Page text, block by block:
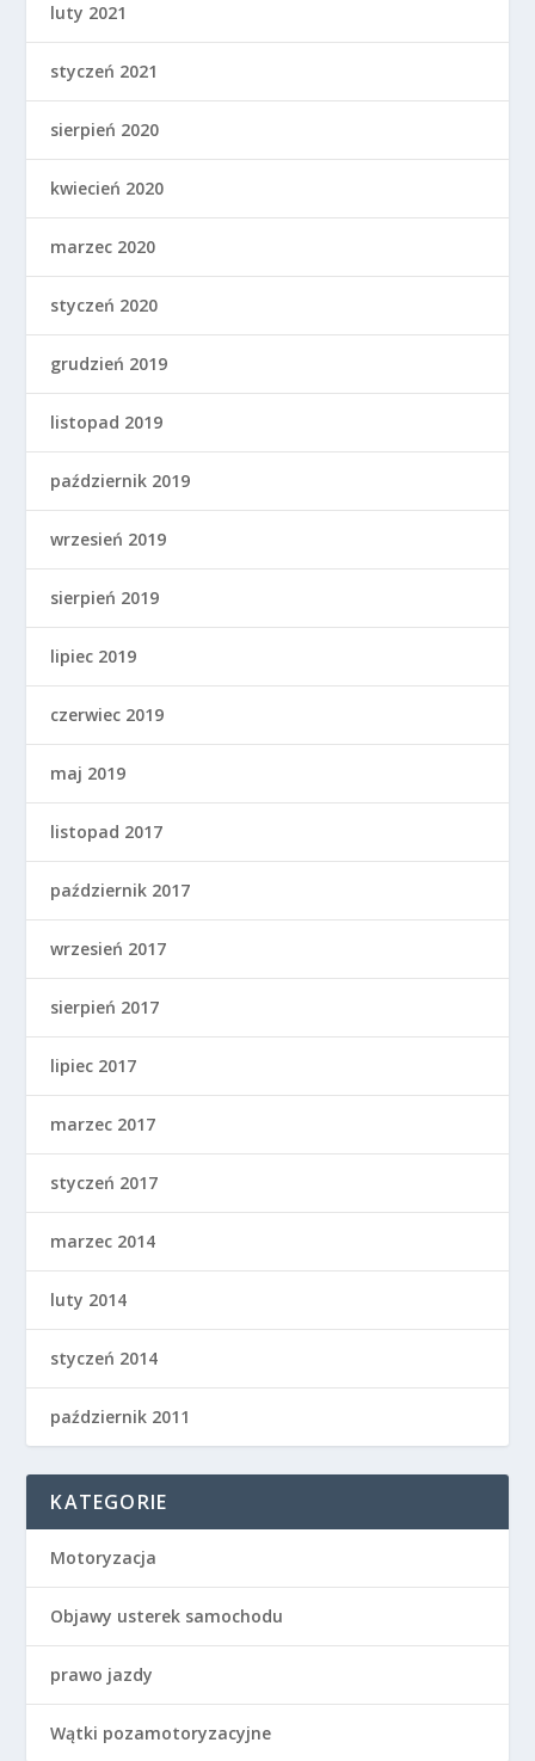
luty 2021
styczeń 2021
sierpień 2020
kwiecień 2020
marzec 2020
styczeń 2020
grudzień 2019
listopad 2019
październik 2019
wrzesień 2019
sierpień 2019
lipiec 2019
czerwiec 2019
maj 2019
listopad 2017
październik 2017
wrzesień 2017
sierpień 2017
lipiec 2017
marzec 2017
styczeń 2017
marzec 2014
luty 2014
styczeń 2014
październik 2011
KATEGORIE
Motoryzacja
Objawy usterek samochodu
prawo jazdy
Wątki pozamotoryzacyjne